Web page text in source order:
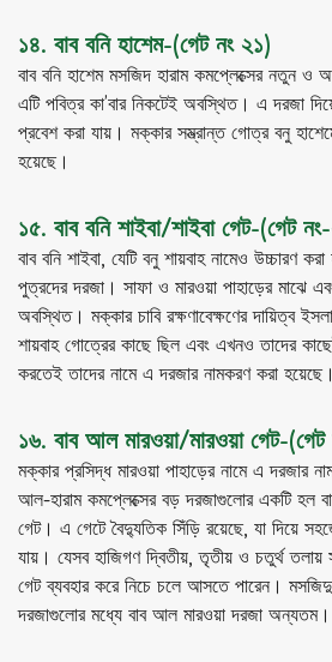
১৪. বাব বনি হাশেম-(গেট নং ২১)
বাব বনি হাশেম মসজিদ হারাম কমপ্লেক্সের নতুন ও
এটি পবিত্র কা’বার নিকটেই অবস্থিত। এ দরজা
প্রবেশ করা যায়। মক্কার সম্ভ্রান্ত গোত্র বনু
হয়েছে।
১৫. বাব বনি শাইবা/শাইবা গেট-(গেট
বাব বনি শাইবা, যেটি বনু শায়বাহ নামেও উচ্চারণ
পুত্রদের দরজা। সাফা ও মারওয়া পাহাড়ের মাঝে
অবস্থিত। মক্কার চাবি রক্ষণাবেক্ষণের দায়িত্ব
শায়বাহ গোত্রের কাছে ছিল এবং এখনও তাদের
করতেই তাদের নামে এ দরজার নামকরণ করা হয়েছে।
১৬. বাব আল মারওয়া/মারওয়া গেট-
মক্কার প্রসিদ্ধ মারওয়া পাহাড়ের নামে এ দরজার
আল-হারাম কমপ্লেক্সের বড় দরজাগুলোর একটি হল
গেট। এ গেটে বৈদ্যুতিক সিঁড়ি রয়েছে, যা দিয়ে
যায়। যেসব হাজিগণ দ্বিতীয়, তৃতীয় ও চতুর্থ তলায়
গেট ব্যবহার করে নিচে চলে আসতে পারেন।
দরজাগুলোর মধ্যে বাব আল মারওয়া দরজা অন্যতম।